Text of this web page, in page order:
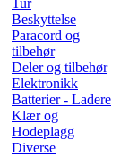
Tur
Beskyttelse
Paracord og
tilbehør
Deler og tilbehør
Elektronikk
Batterier - Ladere
Klær og
Hodeplagg
Diverse